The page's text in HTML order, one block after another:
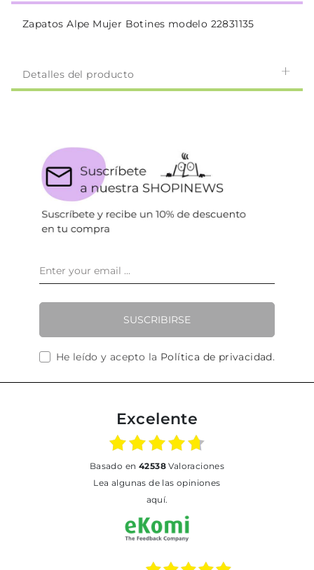
Zapatos Alpe Mujer Botines modelo 22831135
Detalles del producto
SUSCRIBIRSE
He leído y acepto la Política de privacidad.
Excelente
basado en 42538Valoraciones
Lea algunas de las opiniones
aquí.